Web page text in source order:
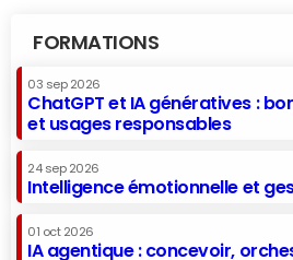
FORMATIONS
03 sep 2026
ChatGPT et IA génératives :
et usages responsables
24 sep 2026
Intelligence émotionnelle et
01 oct 2026
IA agentique : concevoir,